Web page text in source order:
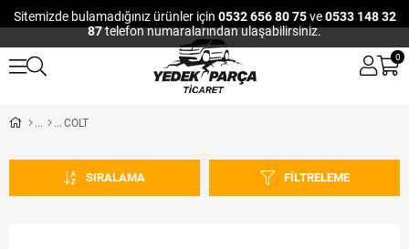
Sitemizde bulamadığınız ürünler için 0532 656 80 75ve0533 148 32
87telefon numaralarından ulaşabilirsiniz.
0
COLT
FILTRELEME
SIRALAMA